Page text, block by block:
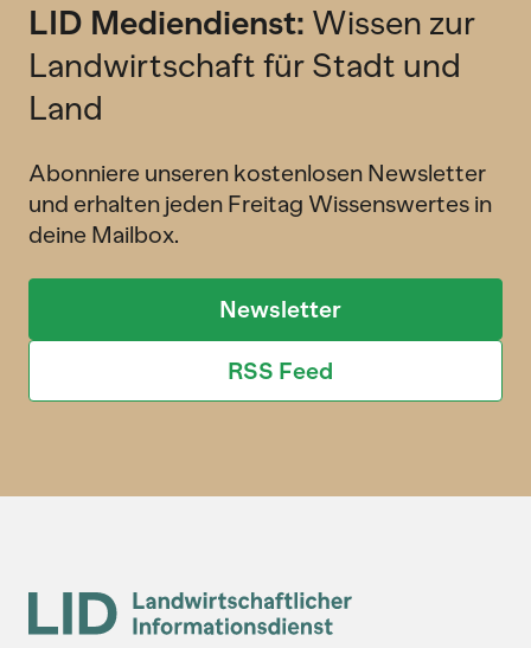
LID Mediendienst: Wissen zur
Landwirtschaft für Stadt und
Land
Abonniere unseren kostenlosen Newsletter
und erhalten jeden Freitag Wissenswertes in
deine Mailbox.
Newsletter
RSS Feed